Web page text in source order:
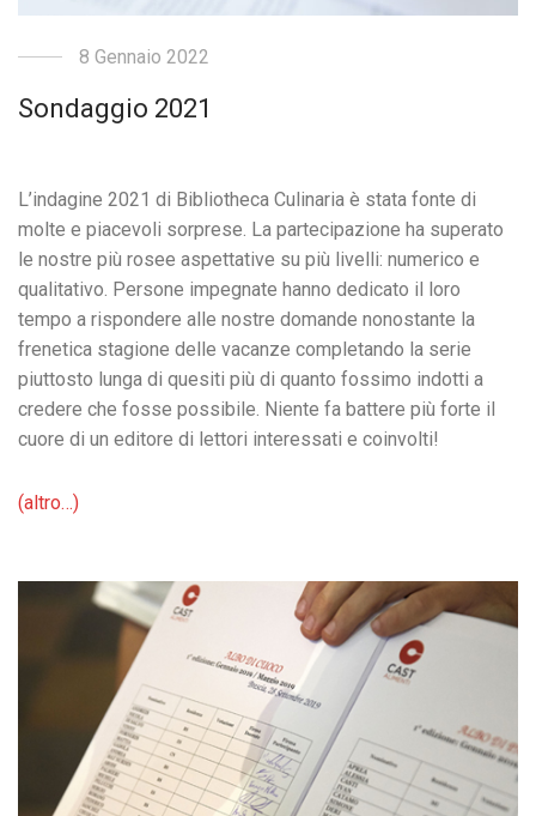
8 Gennaio 2022
Sondaggio 2021
L’indagine 2021 di Bibliotheca Culinaria è stata fonte di
molte e piacevoli sorprese. La partecipazione ha superato
le nostre più rosee aspettative su più livelli: numerico e
qualitativo. Persone impegnate hanno dedicato il loro
tempo a rispondere alle nostre domande nonostante la
frenetica stagione delle vacanze completando la serie
piuttosto lunga di quesiti più di quanto fossimo indotti a
credere che fosse possibile. Niente fa battere più forte il
cuore di un editore di lettori interessati e coinvolti!
(altro…)